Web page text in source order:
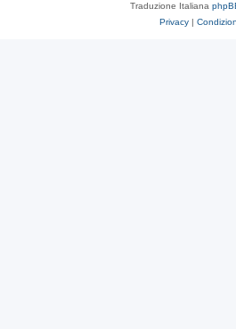
Traduzione Italiana
Privacy |